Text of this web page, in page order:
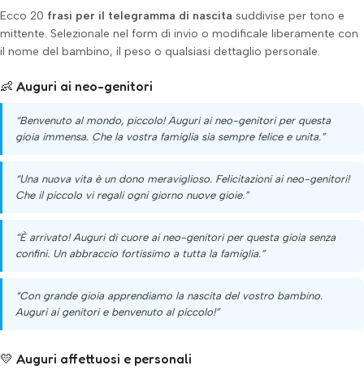
Ecco 20 frasi per il telegramma di nascita suddivise per tono e
mittente. Selezionale nel form di invio o modificale liberamente con
il nome del bambino, il peso o qualsiasi dettaglio personale.
👶 Auguri ai neo-genitori
“Benvenuto al mondo, piccolo! Auguri ai neo-genitori per questa
gioia immensa. Che la vostra famiglia sia sempre felice e unita.”
“Una nuova vita è un dono meraviglioso. Felicitazioni ai neo-genitori!
Che il piccolo vi regali ogni giorno nuove gioie.”
“È arrivato! Auguri di cuore ai neo-genitori per questa gioia senza
confini. Un abbraccio fortissimo a tutta la famiglia.”
“Con grande gioia apprendiamo la nascita del vostro bambino.
Auguri ai genitori e benvenuto al piccolo!”
💛 Auguri affettuosi e personali